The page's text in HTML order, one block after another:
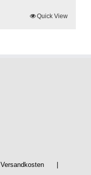
Quick View
Versandkosten